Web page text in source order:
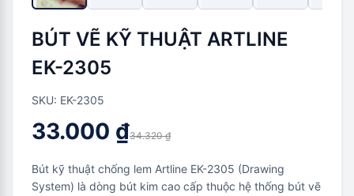
BÚT VẼ KỸ THUẬT ARTLINE
EK-2305
SKU: EK-2305
33.000 ₫34.320 ₫
Bút kỹ thuật chống lem Artline EK-2305 (Drawing
System) là dòng bút kim cao cấp thuộc hệ thống bút vẽ